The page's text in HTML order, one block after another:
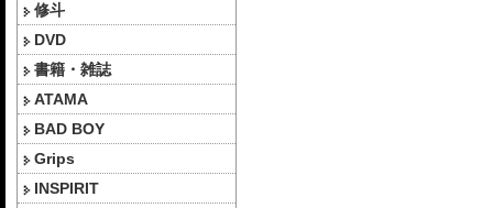
修斗
DVD
書籍・雑誌
ATAMA
BAD BOY
Grips
INSPIRIT